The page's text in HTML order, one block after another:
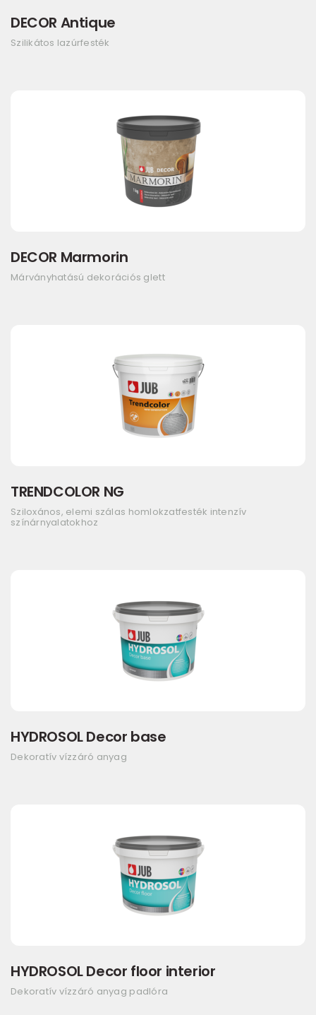
DECOR Antique
Szilikátos lazúrfesték
DECOR Marmorin
Márványhatású dekorációs glett
TRENDCOLOR NG
Sziloxános, elemi szálas homlokzatfesték intenzív
színárnyalatokhoz
HYDROSOL Decor base
Dekoratív vízzáró anyag
HYDROSOL Decor floor interior
Dekoratív vízzáró anyag padlóra